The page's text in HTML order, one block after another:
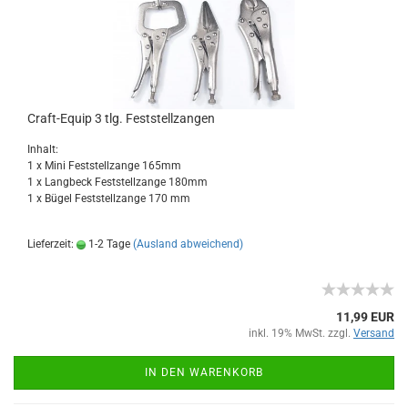
Craft-Equip 3 tlg. Feststellzangen
Inhalt:
1 x Mini Feststellzange 165mm
1 x Langbeck Feststellzange 180mm
1 x Bügel Feststellzange 170 mm
Lieferzeit: 1-2 Tage (Ausland abweichend)
11,99 EUR
inkl. 19% MwSt. zzgl. Versand
IN DEN WARENKORB